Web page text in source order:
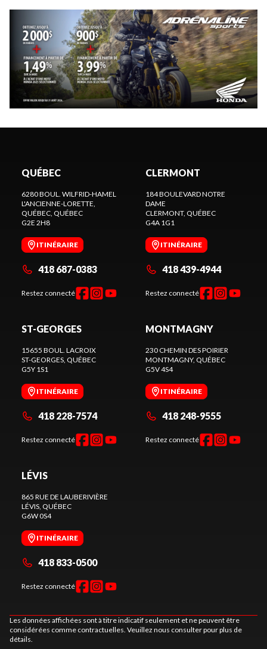
QUÉBEC
6280 BOUL. WILFRID-HAMEL
L'ANCIENNE-LORETTE,
QUÉBEC, QUÉBEC
G2E 2H8
ITINÉRAIRE
418 687-0383
Restez connecté
CLERMONT
184 BOULEVARD NOTRE
DAME
CLERMONT, QUÉBEC
G4A 1G1
ITINÉRAIRE
418 439-4944
Restez connecté
ST-GEORGES
15655 BOUL. LACROIX
ST-GEORGES, QUÉBEC
G5Y 1S1
ITINÉRAIRE
418 228-7574
Restez connecté
MONTMAGNY
230 CHEMIN DES POIRIER
MONTMAGNY, QUÉBEC
G5V 4S4
ITINÉRAIRE
418 248-9555
Restez connecté
LÉVIS
865 RUE DE LAUBERIVIÈRE
LÉVIS, QUÉBEC
G6W 0S4
ITINÉRAIRE
418 833-0500
Restez connecté
Les données affichées sont à titre indicatif seulement et ne peuvent être
considérées comme contractuelles. Veuillez nous consulter pour plus de
détails.